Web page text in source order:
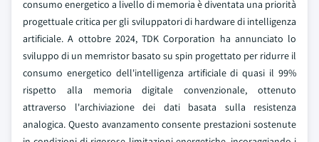
consumo energetico a livello di memoria è diventata una priorità
progettuale critica per gli sviluppatori di hardware di intelligenza
artificiale. A ottobre 2024, TDK Corporation ha annunciato lo
sviluppo di un memristor basato su spin progettato per ridurre il
consumo energetico dell'intelligenza artificiale di quasi il 99%
rispetto alla memoria digitale convenzionale, ottenuto
attraverso l'archiviazione dei dati basata sulla resistenza
analogica. Questo avanzamento consente prestazioni sostenute